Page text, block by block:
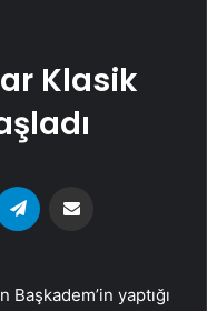
Klasik
yaptığı